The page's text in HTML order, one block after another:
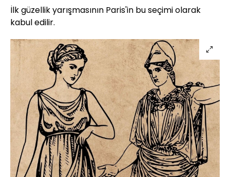
İlk güzellik yarışmasının Paris'in bu seçimi olarak
kabul edilir.